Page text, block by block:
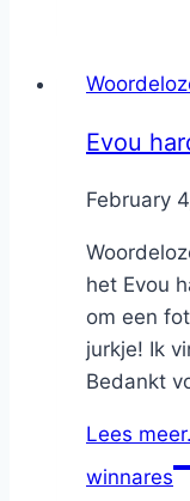
Evou
ByNicole
February
het Evou
om een
jurkje! Ik
Bedankt
Lees
winnares